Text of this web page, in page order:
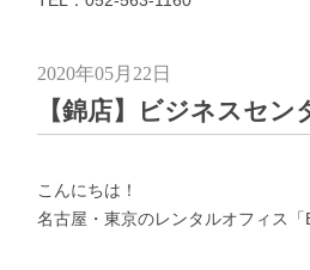
2020年05月22日
【錦店】ビジネスセ
こんにちは！
名古屋・東京のレンタルオフィス